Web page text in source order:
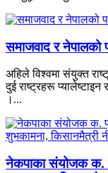
समाजवाद र नेपालको
अहिले विश्वमा संयुक्त
दुई राष्ट्रहरू
।...
नेकपाका संयोजक क.